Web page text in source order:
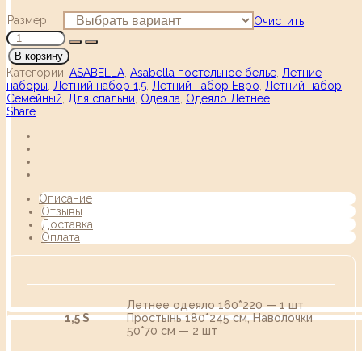
Размер Очистить
В корзину
Категории: ASABELLA Asabella постельное белье Летние
наборы Летний набор 1,5 Летний набор Евро Летний набор
Семейный
Для спальни Одеяла Одеяло Летнее
Share
Описание
Отзывы
Доставка
Оплата
1,5 S
Летнее одеяло 160*220 — 1 шт
Простынь 180*245 см, Наволочки
50*70 см — 2 шт